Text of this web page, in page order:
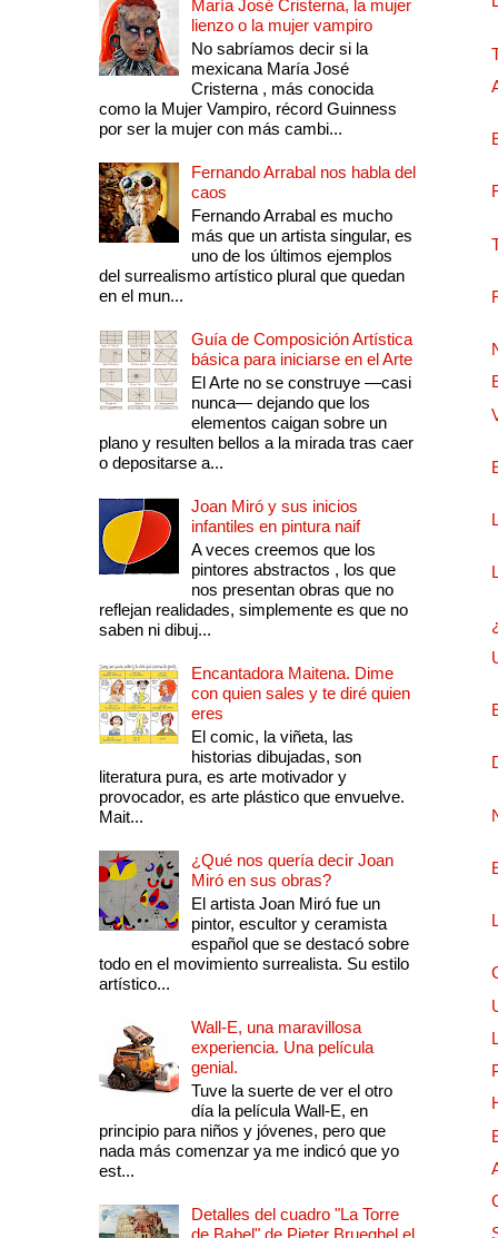
María José Cristerna, la mujer
lienzo o la mujer vampiro
No sabríamos decir si la
mexicana María José
Cristerna , más conocida
como la Mujer Vampiro, récord Guinness
por ser la mujer con más cambi...
Fernando Arrabal nos habla del
caos
Fernando Arrabal es mucho
más que un artista singular, es
uno de los últimos ejemplos
del surrealismo artístico plural que quedan
en el mun...
Guía de Composición Artística
básica para iniciarse en el Arte
El Arte no se construye —casi
nunca— dejando que los
elementos caigan sobre un
plano y resulten bellos a la mirada tras caer
o depositarse a...
Joan Miró y sus inicios
infantiles en pintura naif
A veces creemos que los
pintores abstractos , los que
nos presentan obras que no
reflejan realidades, simplemente es que no
saben ni dibuj...
Encantadora Maitena. Dime
con quien sales y te diré quien
eres
El comic, la viñeta, las
historias dibujadas, son
literatura pura, es arte motivador y
provocador, es arte plástico que envuelve.
Mait...
¿Qué nos quería decir Joan
Miró en sus obras?
El artista Joan Miró fue un
pintor, escultor y ceramista
español que se destacó sobre
todo en el movimiento surrealista. Su estilo
artístico...
Wall-E, una maravillosa
experiencia. Una película
genial.
Tuve la suerte de ver el otro
día la película Wall-E, en
principio para niños y jóvenes, pero que
nada más comenzar ya me indicó que yo
est...
Detalles del cuadro "La Torre